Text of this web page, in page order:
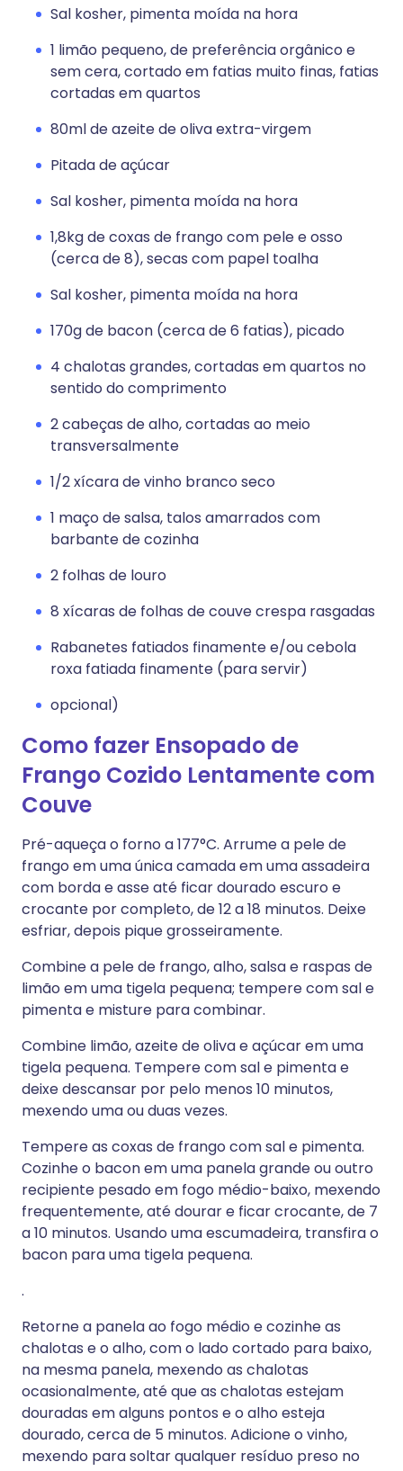
Sal kosher, pimenta moída na hora
1 limão pequeno, de preferência orgânico e
sem cera, cortado em fatias muito finas, fatias
cortadas em quartos
80ml de azeite de oliva extra-virgem
Pitada de açúcar
Sal kosher, pimenta moída na hora
1,8kg de coxas de frango com pele e osso
(cerca de 8), secas com papel toalha
Sal kosher, pimenta moída na hora
170g de bacon (cerca de 6 fatias), picado
4 chalotas grandes, cortadas em quartos no
sentido do comprimento
2 cabeças de alho, cortadas ao meio
transversalmente
1/2 xícara de vinho branco seco
1 maço de salsa, talos amarrados com
barbante de cozinha
2 folhas de louro
8 xícaras de folhas de couve crespa rasgadas
Rabanetes fatiados finamente e/ou cebola
roxa fatiada finamente (para servir)
opcional)
Como fazer Ensopado de
Frango Cozido Lentamente com
Couve
Pré-aqueça o forno a 177°C. Arrume a pele de
frango em uma única camada em uma assadeira
com borda e asse até ficar dourado escuro e
crocante por completo, de 12 a 18 minutos. Deixe
esfriar, depois pique grosseiramente.
Combine a pele de frango, alho, salsa e raspas de
limão em uma tigela pequena; tempere com sal e
pimenta e misture para combinar.
Combine limão, azeite de oliva e açúcar em uma
tigela pequena. Tempere com sal e pimenta e
deixe descansar por pelo menos 10 minutos,
mexendo uma ou duas vezes.
Tempere as coxas de frango com sal e pimenta.
Cozinhe o bacon em uma panela grande ou outro
recipiente pesado em fogo médio-baixo, mexendo
frequentemente, até dourar e ficar crocante, de 7
a 10 minutos. Usando uma escumadeira, transfira o
bacon para uma tigela pequena.
.
Retorne a panela ao fogo médio e cozinhe as
chalotas e o alho, com o lado cortado para baixo,
na mesma panela, mexendo as chalotas
ocasionalmente, até que as chalotas estejam
douradas em alguns pontos e o alho esteja
dourado, cerca de 5 minutos. Adicione o vinho,
mexendo para soltar qualquer resíduo preso no